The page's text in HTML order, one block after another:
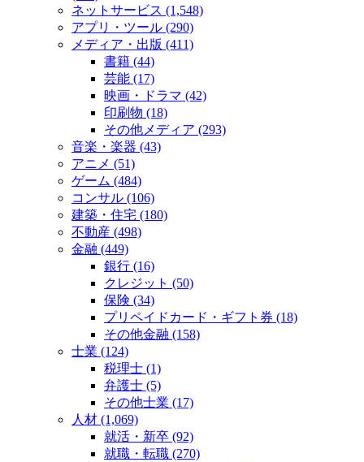
ネットサービス (1,548)
アプリ・ツール (290)
メディア・出版 (411)
書籍 (44)
芸能 (17)
映画・ドラマ (42)
印刷物 (18)
その他メディア (293)
音楽・楽器 (43)
アニメ (51)
ゲーム (484)
コンサル (106)
建築・住宅 (180)
不動産 (498)
金融 (449)
銀行 (16)
クレジット (50)
保険 (34)
プリペイドカード・ギフト券 (18)
その他金融 (158)
士業 (124)
税理士 (1)
弁護士 (5)
その他士業 (17)
人材 (1,069)
就活・新卒 (92)
就職・転職 (270)